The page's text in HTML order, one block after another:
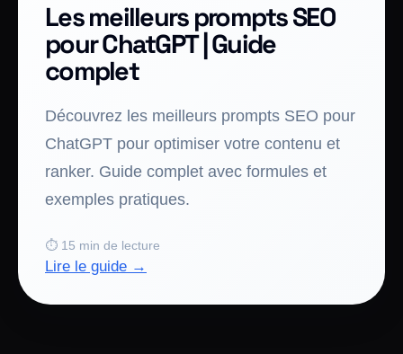
Les meilleurs prompts SEO
pour ChatGPT | Guide
complet
Découvrez les meilleurs prompts SEO pour
ChatGPT pour optimiser votre contenu et
ranker. Guide complet avec formules et
exemples pratiques.
⏱ 15 min de lecture
Lire le guide →